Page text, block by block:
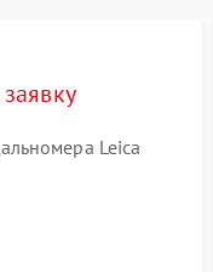
Leica